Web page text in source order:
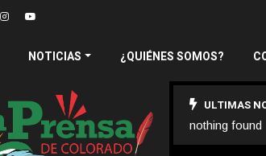
NOTICIAS ¿QUIÉNES SOMOS?
ULTIMAS
nothing found